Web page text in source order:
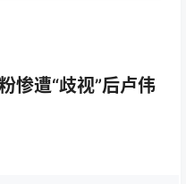
惨遭“歧视”后卢伟